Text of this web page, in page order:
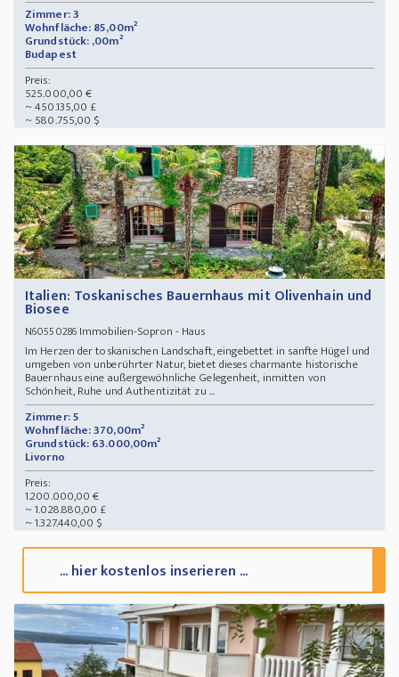
Zimmer: 3
Wohnfläche: 85,00m²
Grundstück: ,00m²
Budapest
Preis:
525.000,00 €
~ 450.135,00 £
~ 580.755,00 $
Italien: Toskanisches Bauernhaus mit Olivenhain und
Biosee
N60550286Immobilien-Sopron - Haus
Im Herzen der toskanischen Landschaft, eingebettet in sanfte Hügel und
umgeben von unberührter Natur, bietet dieses charmante historische
Bauernhaus eine außergewöhnliche Gelegenheit, inmitten von
Schönheit, Ruhe und Authentizität zu ...
Zimmer: 5
Wohnfläche: 370,00m²
Grundstück: 63.000,00m²
Livorno
Preis:
1.200.000,00 €
~ 1.028.880,00 £
~ 1.327.440,00 $
... hier kostenlos inserieren ...